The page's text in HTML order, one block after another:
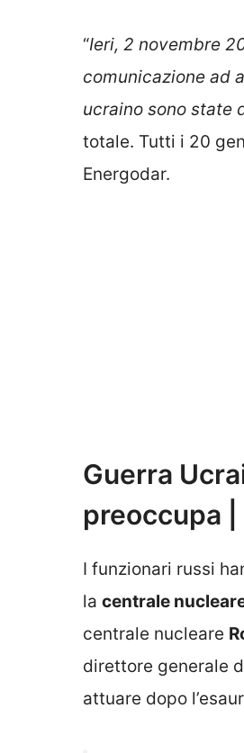
“Ieri, 2 novembre
comunicazione ad
ucraino sono state
totale. Tutti i 20
Energodar.
Guerra
preoccupa
I funzionari russi
la centrale
centrale nucleare
direttore generale
attuare dopo